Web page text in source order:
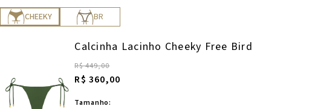
CHEEKY BR
Calcinha Lacinho Cheeky Free Bird
R$ 449,00
R$ 360,00
Tamanho: